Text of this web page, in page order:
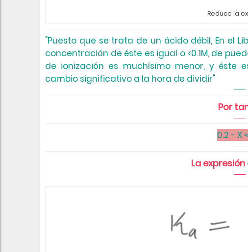
Reduce la
"Puesto que se trata de un ácido débil, En el
concentración de éste es igual o <0.1M, de
de ionización es muchísimo menor, y éste
cambio significativo a la hora de dividir"
Por
0.2 - X
La